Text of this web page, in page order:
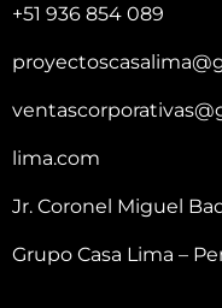
+51 936 854 089
lima.com
Jr. Coronel Miguel
Grupo Casa Lima –